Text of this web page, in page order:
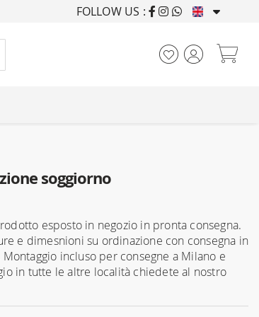
FURNISHING HOUSES
FOLLOW US :
soggiorno
esposto in negozio in pronta consegna.
e dimesnioni su ordinazione con consegna in
incluso per consegne a Milano e
in tutte le altre località chiedete al nostro